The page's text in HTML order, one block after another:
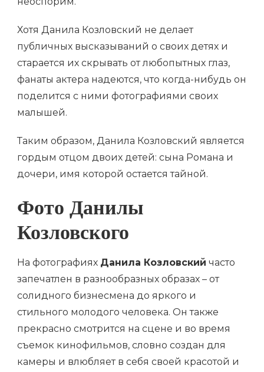
Хотя Данила Козловский не делает
публичных высказываний о своих детях и
старается их скрывать от любопытных глаз,
фанаты актера надеются, что когда-нибудь он
поделится с ними фотографиями своих
малышей.
Таким образом, Данила Козловский является
гордым отцом двоих детей: сына Романа и
дочери, имя которой остается тайной.
Фото Данилы
Козловского
На фотографиях Данила Козловский часто
запечатлен в разнообразных образах – от
солидного бизнесмена до яркого и
стильного молодого человека. Он также
прекрасно смотрится на сцене и во время
съемок кинофильмов, словно создан для
камеры и влюбляет в себя своей красотой и